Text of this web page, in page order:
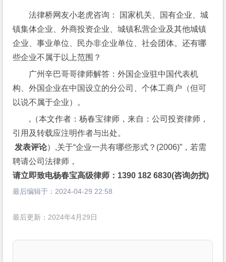
法律桥网友小老虎咨询： 国家机关、国有企业、城
镇集体企业、外商投资企业、城镇私营企业及其他城镇
企业、事业单位、民办非企业单位、社会团体。还有哪
些企业不属于以上范围？
广州辛巴哥哥律师解答：外国企业驻中国代表机
构、外国企业在中国设立的分公司、个体工商户（但可
以说不属于企业）。
,（本文作者：杨春宝律师，来自：公司投资律师，
引用及转载应注明作者与出处。
发表评论）,关于“企业一共有哪些形式？(2006)”，若需
聘请公司法律师，
请立即致电杨春宝高级律师：1390 182 6830(咨询勿扰)
最后编辑于： 2024-04-29 22:58
最后更新：2024年4月29日